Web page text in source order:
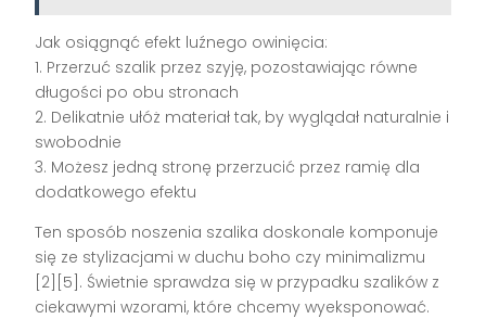
Jak osiągnąć efekt luźnego owinięcia:
1. Przerzuć szalik przez szyję, pozostawiając równe
długości po obu stronach
2. Delikatnie ułóż materiał tak, by wyglądał naturalnie i
swobodnie
3. Możesz jedną stronę przerzucić przez ramię dla
dodatkowego efektu
Ten sposób noszenia szalika doskonale komponuje
się ze stylizacjami w duchu boho czy minimalizmu
[2][5]. Świetnie sprawdza się w przypadku szalików z
ciekawymi wzorami, które chcemy wyeksponować.